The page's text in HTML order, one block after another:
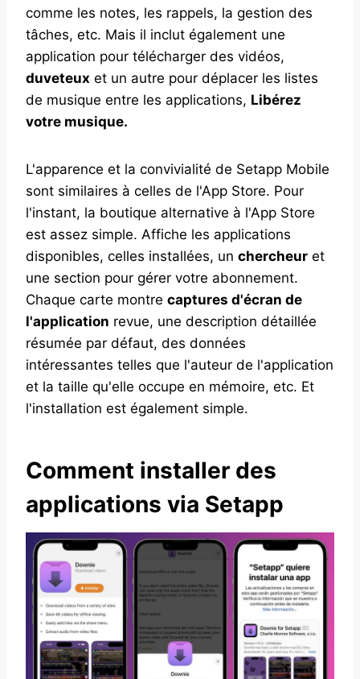
comme les notes, les rappels, la gestion des
tâches, etc. Mais il inclut également une
application pour télécharger des vidéos,
duveteux et un autre pour déplacer les listes
de musique entre les applications, Libérez
votre musique.
L'apparence et la convivialité de Setapp Mobile
sont similaires à celles de l'App Store. Pour
l'instant, la boutique alternative à l'App Store
est assez simple. Affiche les applications
disponibles, celles installées, un chercheur et
une section pour gérer votre abonnement.
Chaque carte montre captures d'écran de
l'application revue, une description détaillée
résumée par défaut, des données
intéressantes telles que l'auteur de l'application
et la taille qu'elle occupe en mémoire, etc. Et
l'installation est également simple.
Comment installer des
applications via Setapp